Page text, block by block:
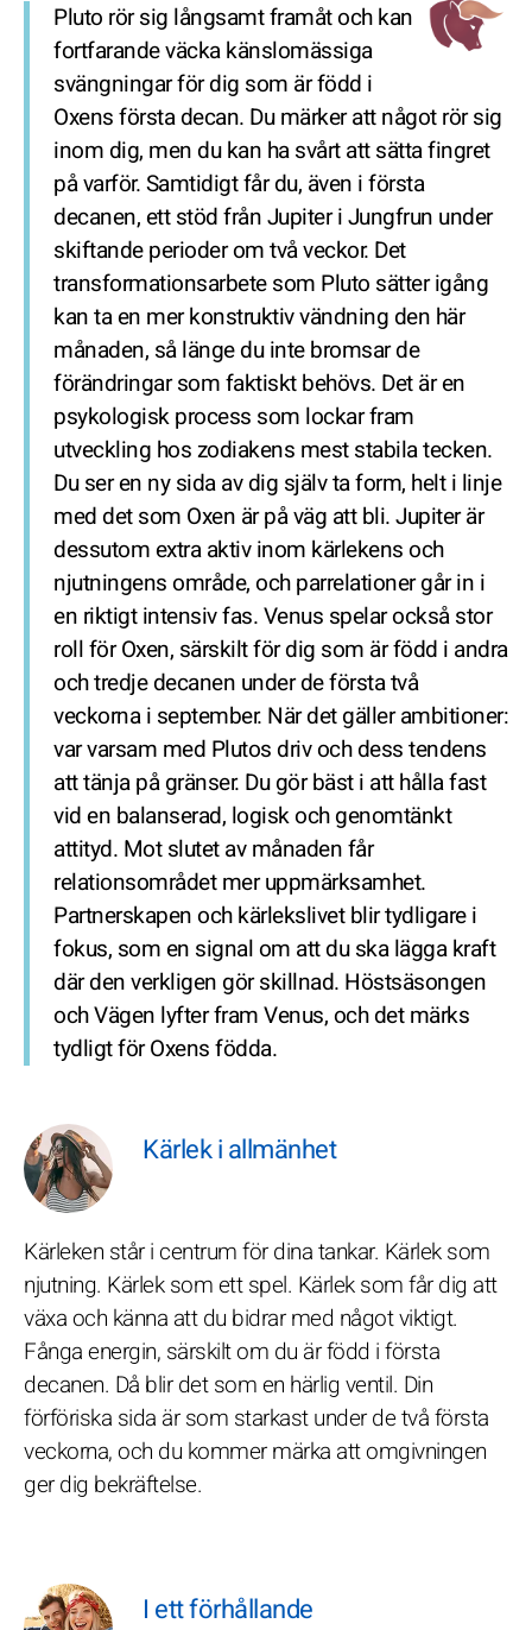
Pluto rör sig långsamt framåt och kan
fortfarande väcka känslomässiga
svängningar för dig som är född i
Oxens första decan. Du märker att något rör sig
inom dig, men du kan ha svårt att sätta fingret
på varför. Samtidigt får du, även i första
decanen, ett stöd från Jupiter i Jungfrun under
skiftande perioder om två veckor. Det
transformationsarbete som Pluto sätter igång
kan ta en mer konstruktiv vändning den här
månaden, så länge du inte bromsar de
förändringar som faktiskt behövs. Det är en
psykologisk process som lockar fram
utveckling hos zodiakens mest stabila tecken.
Du ser en ny sida av dig själv ta form, helt i linje
med det som Oxen är på väg att bli. Jupiter är
dessutom extra aktiv inom kärlekens och
njutningens område, och parrelationer går in i
en riktigt intensiv fas. Venus spelar också stor
roll för Oxen, särskilt för dig som är född i andra
och tredje decanen under de första två
veckorna i september. När det gäller ambitioner:
var varsam med Plutos driv och dess tendens
att tänja på gränser. Du gör bäst i att hålla fast
vid en balanserad, logisk och genomtänkt
attityd. Mot slutet av månaden får
relationsområdet mer uppmärksamhet.
Partnerskapen och kärlekslivet blir tydligare i
fokus, som en signal om att du ska lägga kraft
där den verkligen gör skillnad. Höstsäsongen
och Vägen lyfter fram Venus, och det märks
tydligt för Oxens födda.
Kärlek i allmänhet
Kärleken står i centrum för dina tankar. Kärlek som
njutning. Kärlek som ett spel. Kärlek som får dig att
växa och känna att du bidrar med något viktigt.
Fånga energin, särskilt om du är född i första
decanen. Då blir det som en härlig ventil. Din
förföriska sida är som starkast under de två första
veckorna, och du kommer märka att omgivningen
ger dig bekräftelse.
I ett förhållande